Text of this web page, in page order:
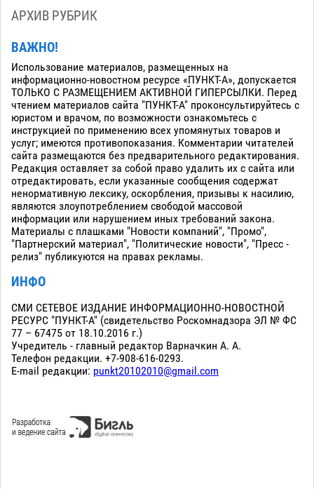
АРХИВ РУБРИК
ВАЖНО!
Использование материалов, размещенных на
информационно-новостном ресурсе «ПУНКТ-А», допускается
ТОЛЬКО С РАЗМЕЩЕНИЕМ АКТИВНОЙ ГИПЕРСЫЛКИ. Перед
чтением материалов сайта "ПУНКТ-А" проконсультируйтесь с
юристом и врачом, по возможности ознакомьтесь с
инструкцией по применению всех упомянутых товаров и
услуг; имеются противопоказания. Комментарии читателей
сайта размещаются без предварительного редактирования.
Редакция оставляет за собой право удалить их с сайта или
отредактировать, если указанные сообщения содержат
ненормативную лексику, оскорбления, призывы к насилию,
являются злоупотреблением свободой массовой
информации или нарушением иных требований закона.
Материалы с плашками "Новости компаний", "Промо",
"Партнерский материал", "Политические новости", "Пресс -
релиз" публикуются на правах рекламы.
ИНФО
СМИ СЕТЕВОЕ ИЗДАНИЕ ИНФОРМАЦИОННО-НОВОСТНОЙ
РЕСУРС "ПУНКТ-А" (свидетельство Роскомнадзора ЭЛ № ФС
77 – 67475 от 18.10.2016 г.)
Учредитель - главный редактор Варначкин А. А.
Телефон редакции. +7-908-616-0293.
E-mail редакции: punkt20102010@gmail.com